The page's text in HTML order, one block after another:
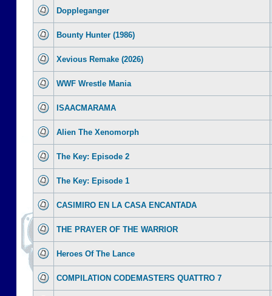
Doppleganger
Bounty Hunter (1986)
Xevious Remake (2026)
WWF Wrestle Mania
ISAACMARAMA
Alien The Xenomorph
The Key: Episode 2
The Key: Episode 1
CASIMIRO EN LA CASA ENCANTADA
THE PRAYER OF THE WARRIOR
Heroes Of The Lance
COMPILATION CODEMASTERS QUATTRO 7